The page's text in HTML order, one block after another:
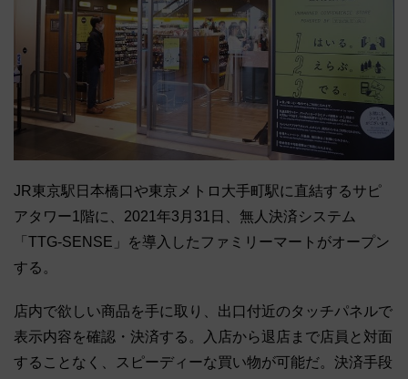
JR東京駅日本橋口や東京メトロ大手町駅に直結するサピ
アタワー1階に、2021年3月31日、無人決済システム
「TTG-SENSE」を導入したファミリーマートがオープン
する。
店内で欲しい商品を手に取り、出口付近のタッチパネルで
表示内容を確認・決済する。入店から退店まで店員と対面
することなく、スピーディーな買い物が可能だ。決済手段